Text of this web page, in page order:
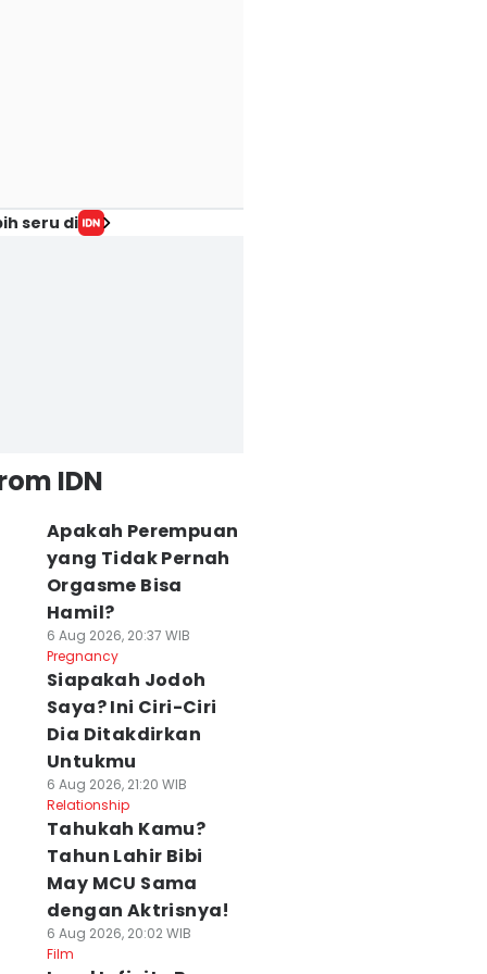
seru di
IDN
Apakah Perempuan
yang Tidak Pernah
Orgasme Bisa
Hamil?
6 Aug 2026, 20:37 WIB
Pregnancy
Siapakah Jodoh
Saya? Ini Ciri-Ciri
Dia Ditakdirkan
Untukmu
6 Aug 2026, 21:20 WIB
Relationship
Tahukah Kamu?
Tahun Lahir Bibi
May MCU Sama
dengan Aktrisnya!
6 Aug 2026, 20:02 WIB
Film